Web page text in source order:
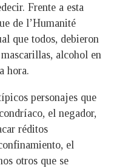
Frente a esta
de l’Humanité
que todos, debieron
alcohol en
hora.
personajes que
el negador,
réditos
el
otros que se